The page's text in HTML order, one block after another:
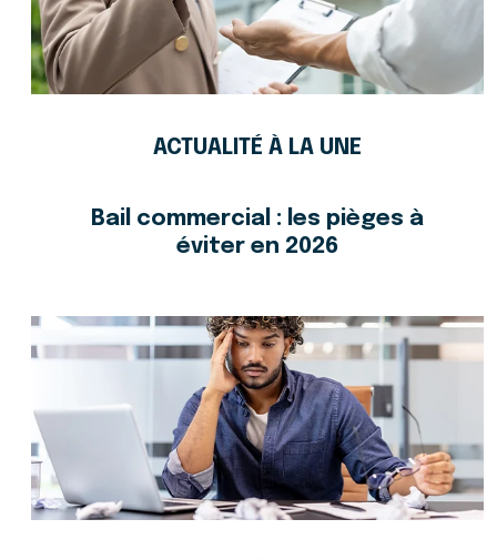
ACTUALITÉ À LA UNE
Bail commercial : les pièges à
éviter en 2026